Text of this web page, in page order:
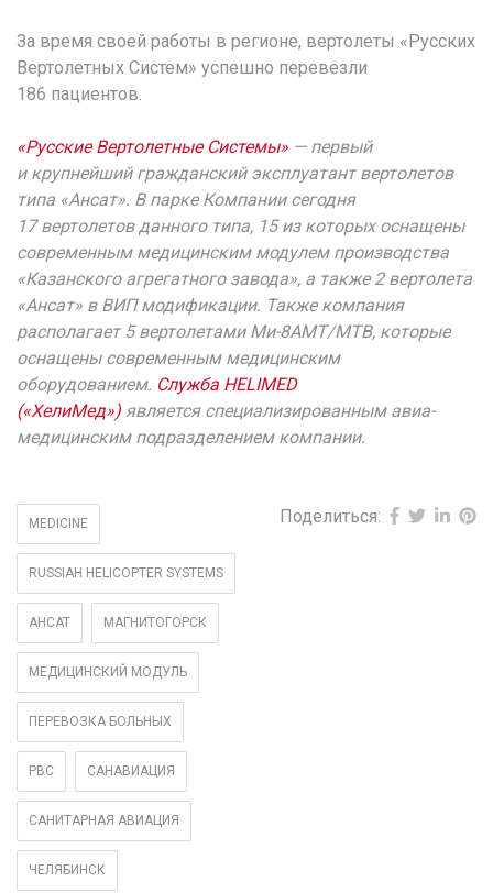
За время своей работы в регионе, вертолеты «Русских
Вертолетных Систем» успешно перевезли
186 пациентов.
«Русские Вертолетные Системы» — первый
и крупнейший гражданский эксплуатант вертолетов
типа «Ансат». В парке Компании сегодня
17 вертолетов данного типа, 15 из которых оснащены
современным медицинским модулем производства
«Казанского агрегатного завода», а также 2 вертолета
«Ансат» в ВИП модификации. Также компания
располагает 5 вертолетами Ми-8АМТ/МТВ, которые
оснащены современным медицинским
оборудованием. Служба HELIMED
(«ХелиМед») является специализированным авиа-
медицинским подразделением компании.
MEDICINE
RUSSIAH HELICOPTER SYSTEMS
АНСАТ МАГНИТОГОРСК
МЕДИЦИНСКИЙ МОДУЛЬ
ПЕРЕВОЗКА БОЛЬНЫХ
РВС САНАВИАЦИЯ
САНИТАРНАЯ АВИАЦИЯ
ЧЕЛЯБИНСК
Поделиться: